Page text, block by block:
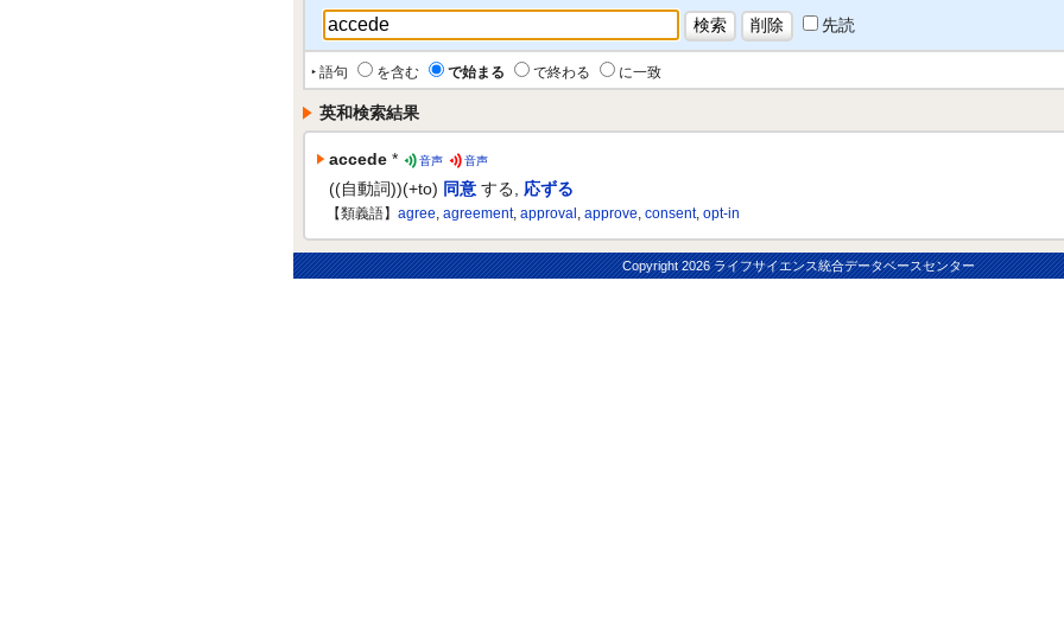
先読
‣ 語句 を含む で始まる で終わる
に一致
英和検索結果
accede * 音声 音声
((自動詞))(+to) 同意 する 応ずる
【類義語】 agree, agreement, approval , approve, consent, opt-in
Copyright2026 ライフサイエンス統合データベースセンター